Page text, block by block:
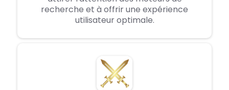
recherche et à offrir une expérience
utilisateur optimale.